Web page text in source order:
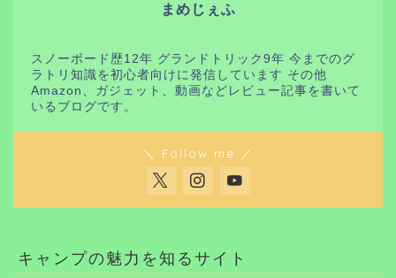
まめじぇふ
スノーボード歴12年 グランドトリック9年 今までのグ
ラトリ知識を初心者向けに発信しています その他
Amazon、ガジェット、動画などレビュー記事を書いて
いるブログです。
＼ Follow me ／
キャンプの魅力を知るサイト